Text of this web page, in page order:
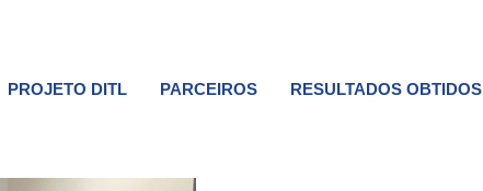
PROJETO DITL PARCEIROS RESULTADOS OBTIDOS